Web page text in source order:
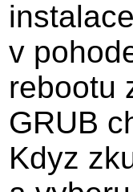
v
rebootu
GRUB
Kdyz